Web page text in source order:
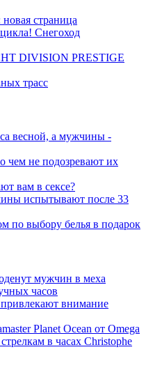
страница
Снегоход
DIVISION PRESTIGE
трасс
весной, а мужчины -
не подозревают их
вам в сексе?
испытывают после 33
по выбору белья в подарок
мужчин в меха
часов
внимание
Planet Ocean от Omega
в часах Christophe